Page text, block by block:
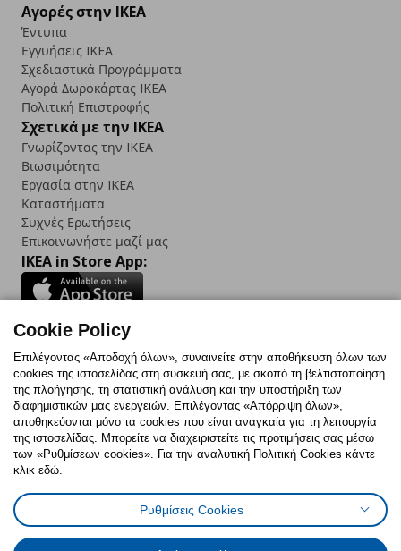
Αγορές στην IKEA
Έντυπα
Εγγυήσεις IKEA
Σχεδιαστικά Προγράμματα
Αγορά Δωρoκάρτας IKEA
Πολιτική Επιστροφής
Σχετικά με την IKEA
Γνωρίζοντας την IKEA
Βιωσιμότητα
Εργασία στην IKEA
Καταστήματα
Συχνές Ερωτήσεις
Επικοινωνήστε μαζί μας
IKEA in Store App:
Follow us:
FacebookInstagram
TikTokYoutubePinterestTwitter
Πολιτική CookiesΔήλωση ψηφιακής προσβασιμότητας
Ρυθμίσεις cookiesΌροι Χρήσης
Γενική Πολιτική Προσωπικών Δεδομένων
Cookie Policy
Επιλέγοντας «Αποδοχή όλων», συναινείτε στην αποθήκευση όλων των
cookies της ιστοσελίδας στη συσκευή σας, με σκοπό τη βελτιστοποίηση
της πλοήγησης, τη στατιστική ανάλυση και την υποστήριξη των
διαφημιστικών μας ενεργειών. Επιλέγοντας «Απόρριψη όλων»,
αποθηκεύονται μόνο τα cookies που είναι αναγκαία για τη λειτουργία
της ιστοσελίδας. Μπορείτε να διαχειριστείτε τις προτιμήσεις σας μέσω
των «Ρυθμίσεων cookies». Για την αναλυτική Πολιτική Cookies κάντε
κλικ εδώ.
Ρυθμίσεις Cookies